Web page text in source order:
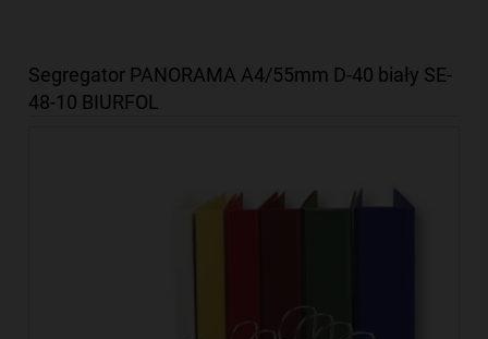
Segregator PANORAMA A4/55mm D-40 biały SE-
48-10 BIURFOL